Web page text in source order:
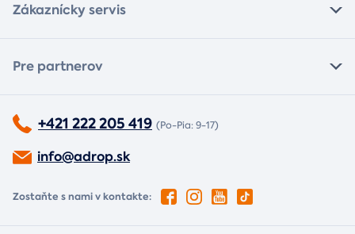
Zákaznícky servis
Pre partnerov
+421 222 205 419 (Po-Pia: 9-17)
info@adrop.sk
Zostaňte s nami v kontakte: